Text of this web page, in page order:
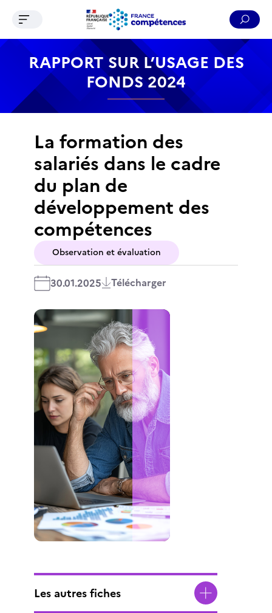
Contenu Recherche Menu Pied de page
Ouvrir le menu de navigation
RAPPORT SUR L’USAGE DES
FONDS 2024
La formation des
salariés dans le cadre
du plan de
développement des
compétences
Observation et évaluation
30.01.2025 Télécharger
Les autres fiches